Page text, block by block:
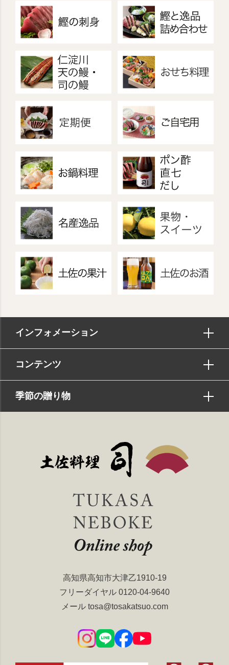
インフォメーション
コンテンツ
季節の贈り物
高知県高知市大津乙1910-19
フリーダイヤル 0120-04-9640
メール tosa@tosakatsuo.com